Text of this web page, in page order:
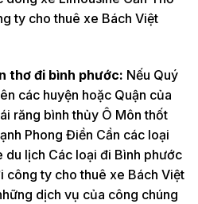
ty cho thuê xe Bách Việt
thơ đi bình phước: Nếu Quý
các huyện hoặc Quận của
răng bình thủy Ô Môn thốt
Phong Điền Cần các loại
lịch Các loại đi Bình phước
công ty cho thuê xe Bách Việt
dịch vụ của công chúng